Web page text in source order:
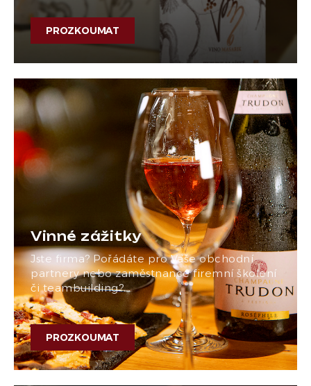
PROZKOUMAT
Vinné zážitky
Jste firma? Pořádáte pro Vaše obchodní
partnery nebo zaměstnance firemní školení
či teambuilding?…
PROZKOUMAT